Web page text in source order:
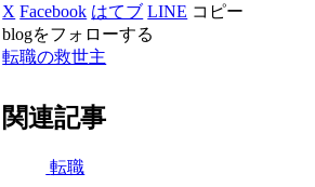
X Facebook はてブ LINE コピー
blogをフォローする
転職の救世主
関連記事
転職